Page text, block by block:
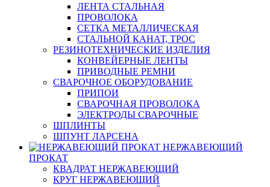
ЛЕНТА СТАЛЬНАЯ
ПРОВОЛОКА
СЕТКА МЕТАЛЛИЧЕСКАЯ
СТАЛЬНОЙ КАНАТ, ТРОС
РЕЗИНОТЕХНИЧЕСКИЕ ИЗДЕЛИЯ
КОНВЕЙЕРНЫЕ ЛЕНТЫ
ПРИВОДНЫЕ РЕМНИ
СВАРОЧНОЕ ОБОРУДОВАНИЕ
ПРИПОИ
СВАРОЧНАЯ ПРОВОЛОКА
ЭЛЕКТРОДЫ СВАРОЧНЫЕ
ШПЛИНТЫ
ШПУНТ ЛАРСЕНА
НЕРЖАВЕЮЩИЙ
ПРОКАТ
КВАДРАТ НЕРЖАВЕЮЩИЙ
КРУГ НЕРЖАВЕЮЩИЙ